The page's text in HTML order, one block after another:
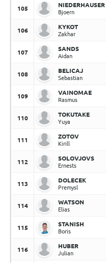
105
NIEDERHAUSER
Bjoern
106
KYKOT
Zakhar
107
SANDS
Aidan
108
BELICAJ
Sebastian
109
VAINOMAE
Rasmus
110
TOKUTAKE
Yuya
111
ZOTOV
Kirill
112
SOLOVJOVS
Ernests
113
DOLECEK
Premysl
114
WATSON
Elias
115
STANISH
Boris
116
HUBER
Julian